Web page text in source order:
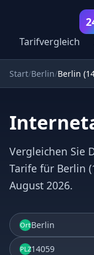
Tarifvergleich
Start Berlin Berlin
Vergleichen Sie
Tarife für Berlin
August 2026.
OrtBerlin
PLZ14059